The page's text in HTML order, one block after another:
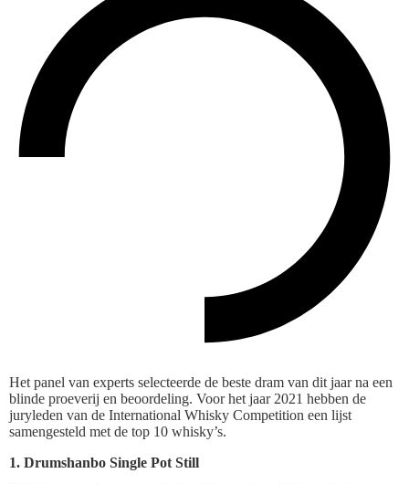
Het panel van experts selecteerde de beste dram van dit jaar na een
blinde proeverij en beoordeling. Voor het jaar 2021 hebben de
juryleden van de International Whisky Competition een lijst
samengesteld met de top 10 whisky’s.
1. Drumshanbo Single Pot Still